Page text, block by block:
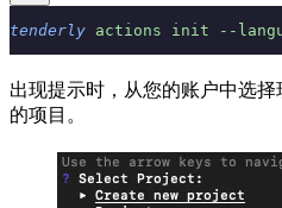
tenderly actions init --
出现提示时，从您的账户中选择
的项目。